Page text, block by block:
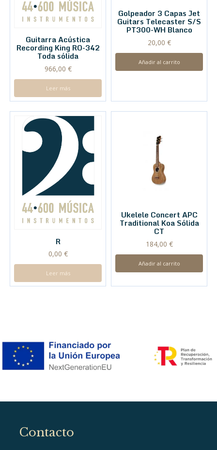
Guitarra Acústica
Recording King RO-342
Toda sólida
966,00 €
Leer más
Golpeador 3 Capas Jet
Guitars Telecaster S/S
PT300-WH Blanco
20,00 €
Añadir al carrito
R
0,00 €
Leer más
Ukelele Concert APC
Traditional Koa Sólida
CT
184,00 €
Añadir al carrito
Contacto